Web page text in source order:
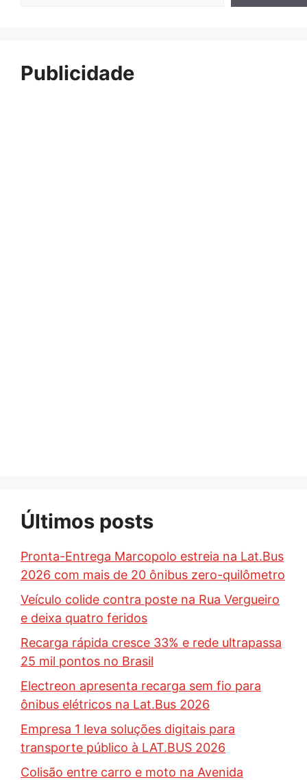
Publicidade
Últimos posts
Pronta-Entrega Marcopolo estreia na Lat.Bus
2026 com mais de 20 ônibus zero-quilômetro
Veículo colide contra poste na Rua Vergueiro
e deixa quatro feridos
Recarga rápida cresce 33% e rede ultrapassa
25 mil pontos no Brasil
Electreon apresenta recarga sem fio para
ônibus elétricos na Lat.Bus 2026
Empresa 1 leva soluções digitais para
transporte público à LAT.BUS 2026
Colisão entre carro e moto na Avenida